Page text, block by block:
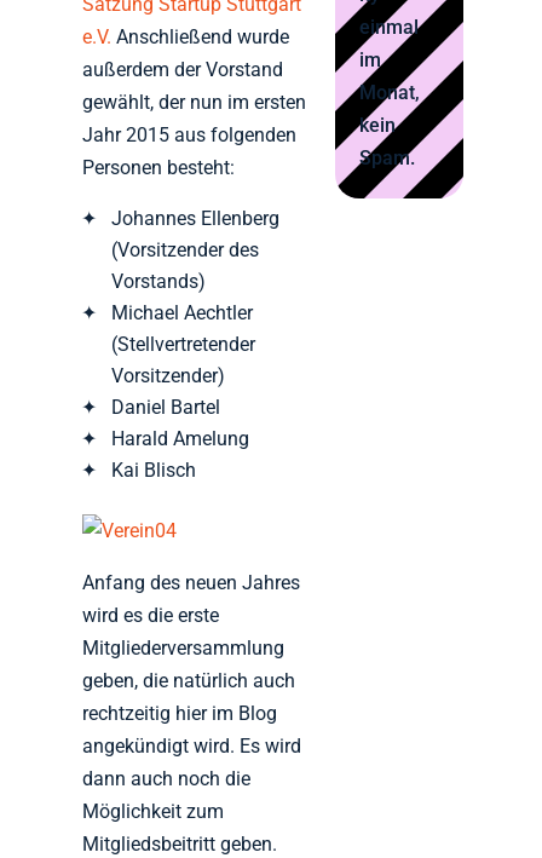
e.V. Anschließend wurde
außerdem der Vorstand
gewählt, der nun im ersten
Jahr 2015 aus folgenden
Personen besteht:
Johannes Ellenberg
(Vorsitzender des
Vorstands)
Michael Aechtler
(Stellvertretender
Vorsitzender)
Daniel Bartel
Harald Amelung
Kai Blisch
Anfang des neuen Jahres
wird es die erste
Mitgliederversammlung
geben, die natürlich auch
rechtzeitig hier im Blog
angekündigt wird. Es wird
dann auch noch die
Möglichkeit zum
Mitgliedsbeitritt geben.
einmal
im
Monat,
kein
Spam.